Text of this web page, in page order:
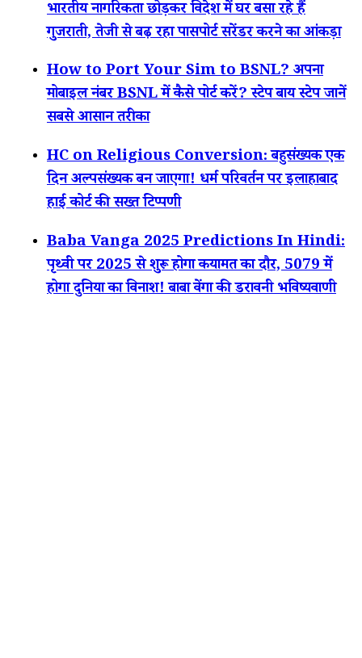
भारतीय नागरिकता छोड़कर विदेश में घर बसा रहे हैं
गुजराती, तेजी से बढ़ रहा पासपोर्ट सरेंडर करने का आंकड़ा
How to Port Your Sim to BSNL? अपना
मोबाइल नंबर BSNL में कैसे पोर्ट करें? स्टेप बाय स्टेप जानें
सबसे आसान तरीका
HC on Religious Conversion: बहुसंख्यक एक
दिन अल्पसंख्यक बन जाएगा! धर्म परिवर्तन पर इलाहाबाद
हाई कोर्ट की सख्त टिप्पणी
Baba Vanga 2025 Predictions In Hindi:
पृथ्वी पर 2025 से शुरू होगा कयामत का दौर, 5079 में
होगा दुनिया का विनाश! बाबा वेंगा की डरावनी भविष्यवाणी